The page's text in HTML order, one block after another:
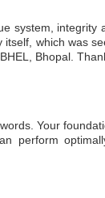
system, integrity
itself, which was
Bhopal.
Your
perform